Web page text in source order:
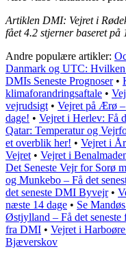
Artiklen DMI: Vejret i
fået4.2 stjerner baseret på
Andre populære artikler:
Danmark og UTC:
DMIs Seneste Prognoser•
klimaforandringsaftale •
vejrudsigt • Vejret på Ærø
dage! • Vejret i Herlev: Få
Qatar: Temperatur og
et overblik her! • Vejret i
Vejret • Vejret i
Det Seneste Vejr for Sorø
og Munkebo – Få det
det seneste DMI Byvejr•
næste 14 dage • Se
Østjylland – Få det
fra DMI • Vejret i
Bjæverskov